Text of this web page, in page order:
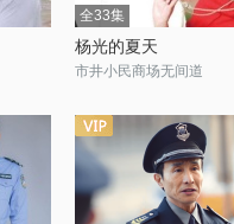
全33集
杨光的夏天
市井小民商场无间道